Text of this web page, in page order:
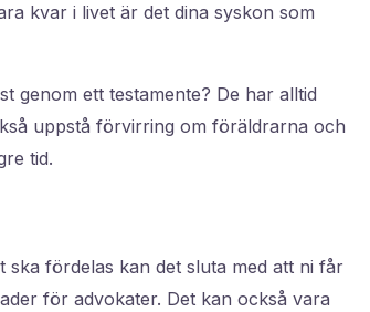
kvar i livet är det dina syskon som
genom ett testamente? De har alltid
uppstå förvirring om föräldrarna och
tid.
ska fördelas kan det sluta med att ni får
för advokater. Det kan också vara